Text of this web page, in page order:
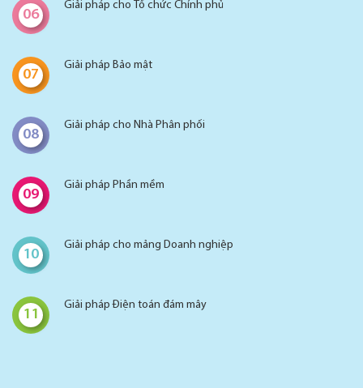
06
Giải pháp cho Tổ chức Chính phủ
07
Giải pháp Bảo mật
08
Giải pháp cho Nhà Phân phối
09
Giải pháp Phần mềm
10
Giải pháp cho mảng Doanh nghiệp
11
Giải pháp Điện toán đám mây